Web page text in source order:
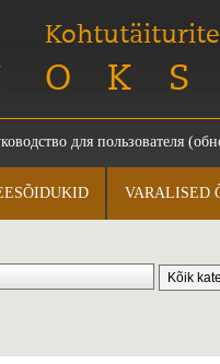
для пользователя
VARALISED